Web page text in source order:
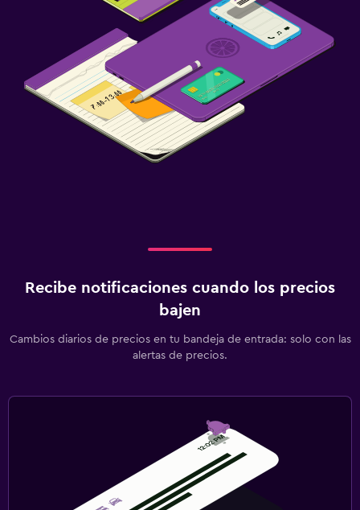
Recibe notificaciones cuando los precios
bajen
Cambios diarios de precios en tu bandeja de entrada: solo con las
alertas de precios.